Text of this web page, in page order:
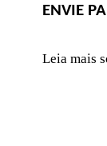
ENVIE
Leia mais